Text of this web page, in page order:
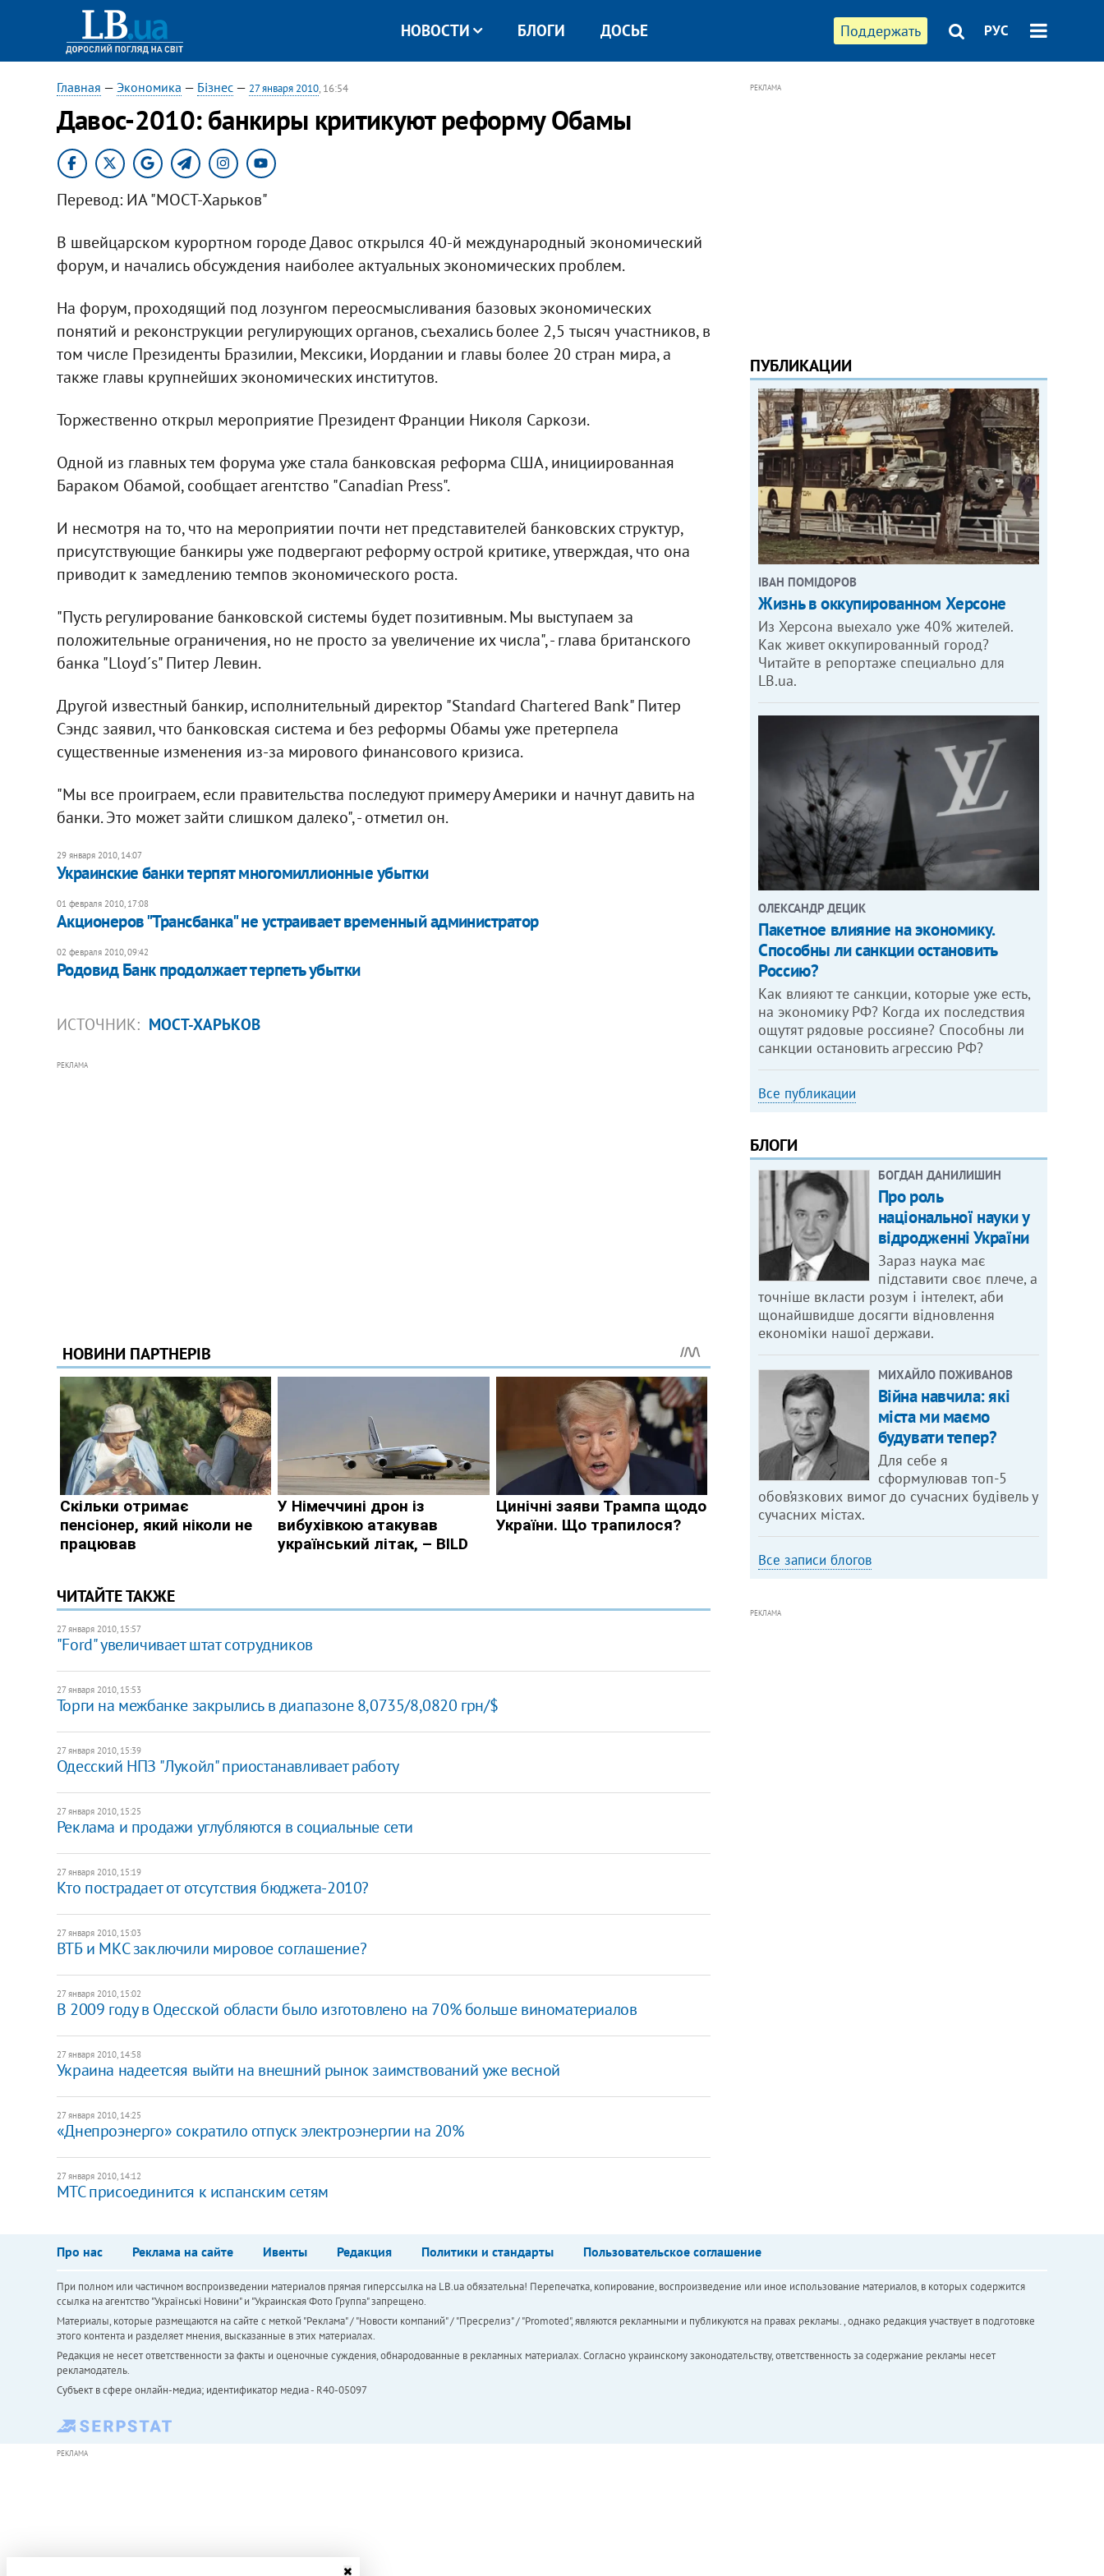
Поддержать РУС
НОВОСТИ БЛОГИ ДОСЬЕ
Главная — Экономика — Бізнес— 27 января 2010, 16:54
Давос-2010: банкиры критикуют реформу Обамы
Перевод: ИА "МОСТ-Харьков"
В швейцарском курортном городе Давос открылся 40-й международный экономический
форум, и начались обсуждения наиболее актуальных экономических проблем.
На форум, проходящий под лозунгом переосмысливания базовых экономических
понятий и реконструкции регулирующих органов, съехались более 2,5 тысяч участников, в
том числе Президенты Бразилии, Мексики, Иордании и главы более 20 стран мира, а
также главы крупнейших экономических институтов.
Торжественно открыл мероприятие Президент Франции Николя Саркози.
Одной из главных тем форума уже стала банковская реформа США, инициированная
Бараком Обамой, сообщает агентство "Canadian Press".
И несмотря на то, что на мероприятии почти нет представителей банковских структур,
присутствующие банкиры уже подвергают реформу острой критике, утверждая, что она
приводит к замедлению темпов экономического роста.
"Пусть регулирование банковской системы будет позитивным. Мы выступаем за
положительные ограничения, но не просто за увеличение их числа", - глава британского
банка "Lloyd´s" Питер Левин.
Другой известный банкир, исполнительный директор "Standard Chartered Bank" Питер
Сэндс заявил, что банковская система и без реформы Обамы уже претерпела
существенные изменения из-за мирового финансового кризиса.
"Мы все проиграем, если правительства последуют примеру Америки и начнут давить на
банки. Это может зайти слишком далеко", - отметил он.
29 января 2010, 14:07
Украинские банки терпят многомиллионные убытки
01 февраля 2010, 17:08
Акционеров "Трансбанка" не устраивает временный администратор
02 февраля 2010, 09:42
Родовид Банк продолжает терпеть убытки
ИСТОЧНИК: МОСТ-ХАРЬКОВ
РЕКЛАМА
ЧИТАЙТЕ ТАКЖЕ
27 января 2010, 15:57
"Ford" увеличивает штат сотрудников
27 января 2010, 15:53
Торги на межбанке закрылись в диапазоне 8,0735/8,0820 грн/$
27 января 2010, 15:39
Одесский НПЗ "Лукойл" приостанавливает работу
27 января 2010, 15:25
Реклама и продажи углубляются в социальные сети
27 января 2010, 15:19
Кто пострадает от отсутствия бюджета-2010?
27 января 2010, 15:03
ВТБ и МКС заключили мировое соглашение?
27 января 2010, 15:02
В 2009 году в Одесской области было изготовлено на 70% больше виноматериалов
27 января 2010, 14:58
Украина надеетсяя выйти на внешний рынок заимствований уже весной
27 января 2010, 14:25
«Днепроэнерго» сократило отпуск электроэнергии на 20%
27 января 2010, 14:12
МТС присоединится к испанским сетям
РЕКЛАМА
ПУБЛИКАЦИИ
ІВАН ПОМІДОРОВ
Жизнь в оккупированном Херсоне
Из Херсона выехало уже 40% жителей.
Как живет оккупированный город?
Читайте в репортаже специально для
LB.ua.
ОЛЕКСАНДР ДЕЦИК
Пакетное влияние на экономику.
Способны ли санкции остановить
Россию?
Как влияют те санкции, которые уже есть,
на экономику РФ? Когда их последствия
ощутят рядовые россияне? Способны ли
санкции остановить агрессию РФ?
Все публикации
БЛОГИ
БОГДАН ДАНИЛИШИН
Про роль
національної науки у
відродженні України
Зараз наука має
підставити своє плече, а
точніше вкласти розум і інтелект, аби
щонайшвидше досягти відновлення
економіки нашої держави.
МИХАЙЛО ПОЖИВАНОВ
Війна навчила: які
міста ми маємо
будувати тепер?
Для себе я
сформулював топ-5
обов’язкових вимог до сучасних будівель у
сучасних містах.
Все записи блогов
РЕКЛАМА
Про нас Реклама на сайте Ивенты Редакция Политики и стандарты Пользовательское соглашение
При полном или частичном воспроизведении материалов прямая гиперссылка на LB.ua обязательна! Перепечатка, копирование, воспроизведение или иное использование материалов, в которых содержится
ссылка на агентство "Українськi Новини" и "Украинская Фото Группа" запрещено.
Материалы, которые размещаются на сайте с меткой "Реклама" / "Новости компаний" / "Пресрелиз" / "Promoted", являются рекламными и публикуются на правах рекламы. , однако редакция участвует в подготовке
этого контента и разделяет мнения, высказанные в этих материалах.
Редакция не несет ответственности за факты и оценочные суждения, обнародованные в рекламных материалах. Согласно украинскому законодательству, ответственность за содержание рекламы несет
рекламодатель.
Субъект в сфере онлайн-медиа; идентификатор медиа - R40-05097
РЕКЛАМА